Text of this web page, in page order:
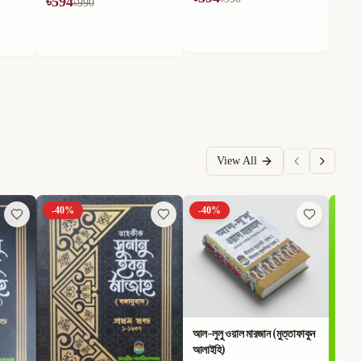
View All
-40%
আল-লুলু ওয়াল মারজান (মুত্তাফাকুন
আলাইহি)
-40%